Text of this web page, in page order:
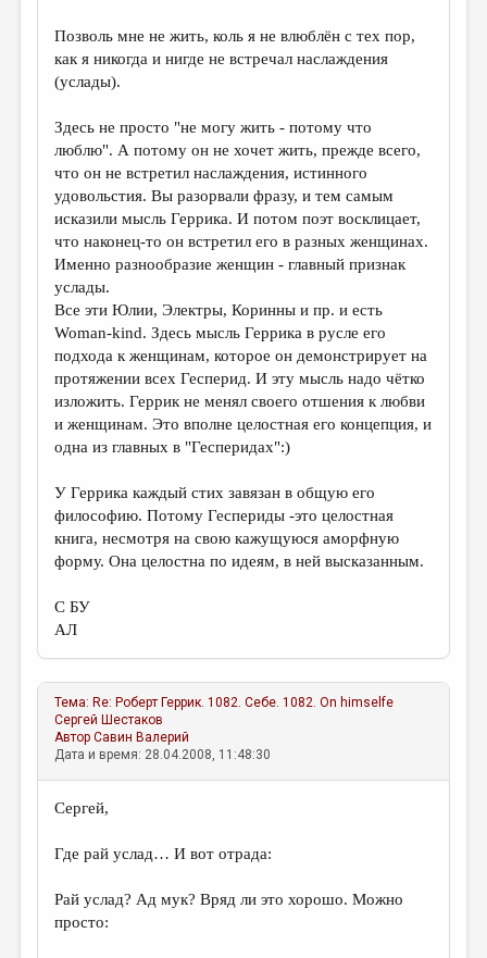
Позволь мне не жить, коль я не влюблён с тех пор,
как я никогда и нигде не встречал наслаждения
(услады).
Здесь не просто "не могу жить - потому что
люблю". А потому он не хочет жить, прежде всего,
что он не встретил наслаждения, истинного
удовольстия. Вы разорвали фразу, и тем самым
исказили мысль Геррика. И потом поэт восклицает,
что наконец-то он встретил его в разных женщинах.
Именно разнообразие женщин - главный признак
услады.
Все эти Юлии, Электры, Коринны и пр. и есть
Woman-kind. Здесь мысль Геррика в русле его
подхода к женщинам, которое он демонстрирует на
протяжении всех Гесперид. И эту мысль надо чётко
изложить. Геррик не менял своего отшения к любви
и женщинам. Это вполне целостная его концепция, и
одна из главных в "Гесперидах":)
У Геррика каждый стих завязан в общую его
философию. Потому Геспериды -это целостная
книга, несмотря на свою кажущуюся аморфную
форму. Она целостна по идеям, в ней высказанным.
С БУ
АЛ
Тема: Re: Роберт Геррик. 1082. Себе. 1082. On himselfe
Сергей Шестаков
АвторСавин Валерий
Дата и время: 28.04.2008, 11:48:30
Сергей,
Где рай услад… И вот отрада:
Рай услад? Ад мук? Вряд ли это хорошо. Можно
просто: